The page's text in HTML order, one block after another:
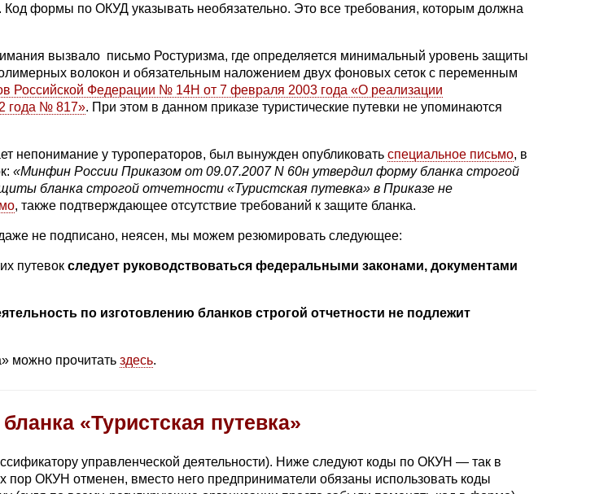
формы по ОКУД указывать необязательно. Это все требования, которым должна
вызвало письмо Ростуризма, где определяется минимальный уровень защиты
волокон и обязательным наложением двух фоновых сеток с переменным
Российской Федерации № 14Н от 7 февраля 2003 года «О реализации
года № 817». При этом в данном приказе туристические путевки не упоминаются
непонимание у туроператоров, был вынужден опубликовать специальное письмо, в
«Минфин России Приказом от 09.07.2007 N 60н утвердил форму бланка строгой
бланка строгой отчетности «Туристская путевка» в Приказе не
, также подтверждающее отсутствие требований к защите бланка.
не подписано, неясен, мы можем резюмировать следующее:
путевок следует руководствоваться федеральными законами, документами
по изготовлению бланков строгой отчетности не подлежит
можно прочитать здесь.
«Туристская путевка»
управленческой деятельности). Ниже следуют коды по ОКУН — так в
ОКУН отменен, вместо него предприниматели обязаны использовать коды